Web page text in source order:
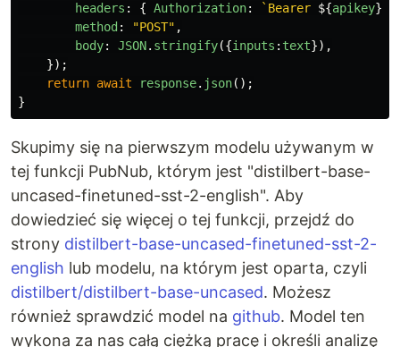
headers : { Authorization: `Bearer ${apikey}
method : "POST" ,
body: JSON. stringify({inputs : text}),
});
return await response. json();
}
Skupimy się na pierwszym modelu używanym w
tej funkcji PubNub, którym jest "distilbert-base-
uncased-finetuned-sst-2-english". Aby
dowiedzieć się więcej o tej funkcji, przejdź do
strony distilbert-base-uncased-finetuned-sst-2-
english lub modelu, na którym jest oparta, czyli
distilbert/distilbert-base-uncased. Możesz
również sprawdzić model na github. Model ten
wykona za nas całą ciężką pracę i określi analizę